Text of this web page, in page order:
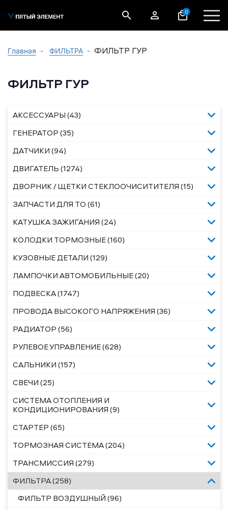
0
Главная ФИЛЬТРА ФИЛЬТР ГУР
ФИЛЬТР ГУР
АКСЕССУАРЫ (43)
ГЕНЕРАТОР (35)
ДАТЧИКИ (94)
ДВИГАТЕЛЬ (1274)
ДВОРНИК / ЩЕТКИ СТЕКЛООЧИСИТИТЕЛЯ (15)
ЗАПЧАСТИ ДЛЯ ТО (61)
КАТУШКА ЗАЖИГАНИЯ (24)
КОЛОДКИ ТОРМОЗНЫЕ (160)
КУЗОВНЫЕ ДЕТАЛИ (129)
ЛАМПОЧКИ АВТОМОБИЛЬНЫЕ (20)
ПОДВЕСКА (1747)
ПРОВОДА ВЫСОКОГО НАПРЯЖЕНИЯ (36)
РАДИАТОР (56)
РУЛЕВОЕ УПРАВЛЕНИЕ (628)
САЛЬНИКИ (157)
СВЕЧИ (25)
СИСТЕМА ОТОПЛЕНИЯ И
КОНДИЦИОНИРОВАНИЯ (9)
СТАРТЕР (65)
ТОРМОЗНАЯ СИСТЕМА (204)
ТРАНСМИССИЯ (279)
ФИЛЬТРА (258)
ФИЛЬТР ВОЗДУШНЫЙ (96)